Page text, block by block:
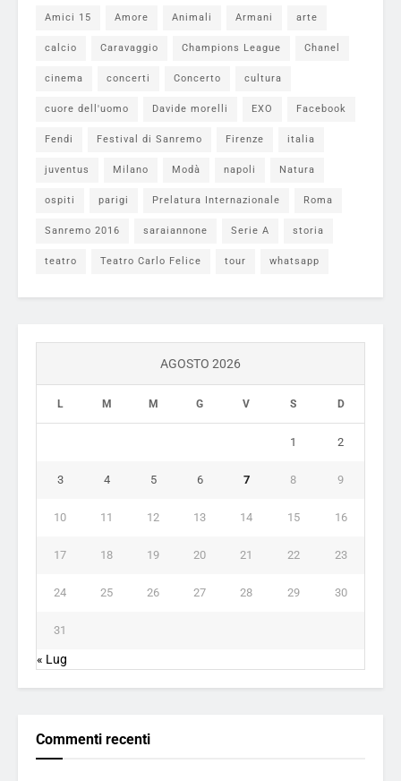
Amici 15 Amore Animali Armani arte
calcio Caravaggio Champions League Chanel
cinema concerti Concerto cultura
cuore dell'uomo Davide morelli EXO Facebook
Fendi Festival di Sanremo Firenze italia
juventus Milano Modà napoli Natura
ospiti parigi Prelatura Internazionale Roma
Sanremo 2016 saraiannone Serie A storia
teatro Teatro Carlo Felice tour whatsapp
AGOSTO 2026
L M M G V S D
1 2
3 4 5 6 7 8 9
10 11 12 13 14 15 16
17 18 19 20 21 22 23
24 25 26 27 28 29 30
31
« Lug
Commenti recenti